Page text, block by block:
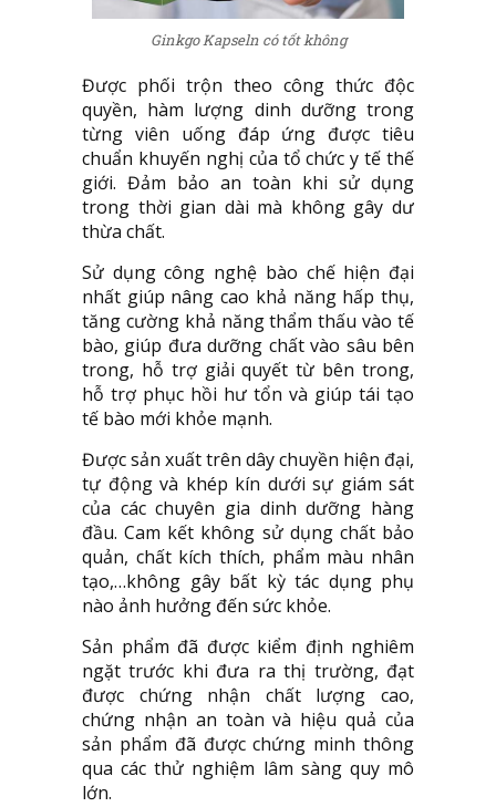
Ginkgo Kapseln có tốt không
Được phối trộn theo công thức độc
quyền, hàm lượng dinh dưỡng trong
từng viên uống đáp ứng được tiêu
chuẩn khuyến nghị của tổ chức y tế thế
giới. Đảm bảo an toàn khi sử dụng
trong thời gian dài mà không gây dư
thừa chất.
Sử dụng công nghệ bào chế hiện đại
nhất giúp nâng cao khả năng hấp thụ,
tăng cường khả năng thẩm thấu vào tế
bào, giúp đưa dưỡng chất vào sâu bên
trong, hỗ trợ giải quyết từ bên trong,
hỗ trợ phục hồi hư tổn và giúp tái tạo
tế bào mới khỏe mạnh.
Được sản xuất trên dây chuyền hiện đại,
tự động và khép kín dưới sự giám sát
của các chuyên gia dinh dưỡng hàng
đầu. Cam kết không sử dụng chất bảo
quản, chất kích thích, phẩm màu nhân
tạo,…không gây bất kỳ tác dụng phụ
nào ảnh hưởng đến sức khỏe.
Sản phẩm đã được kiểm định nghiêm
ngặt trước khi đưa ra thị trường, đạt
được chứng nhận chất lượng cao,
chứng nhận an toàn và hiệu quả của
sản phẩm đã được chứng minh thông
qua các thử nghiệm lâm sàng quy mô
lớn.